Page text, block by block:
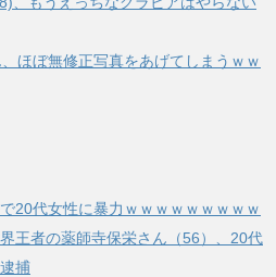
、ほぼ無修正写真をあげてしまうｗｗ
20代女性に暴力ｗｗｗｗｗｗｗｗｗ
王者の薬師寺保栄さん（56）、20代
捕